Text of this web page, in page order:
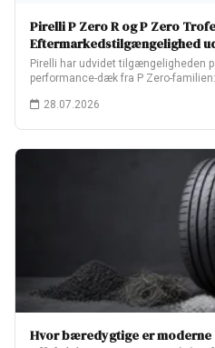
Pirelli P Zero R og P Zero
Eftermarkedstilgængelighed
Pirelli har udvidet tilgængeligheden
performance-dæk fra P Zero-
28.07.2026
Hvor bæredygtige er